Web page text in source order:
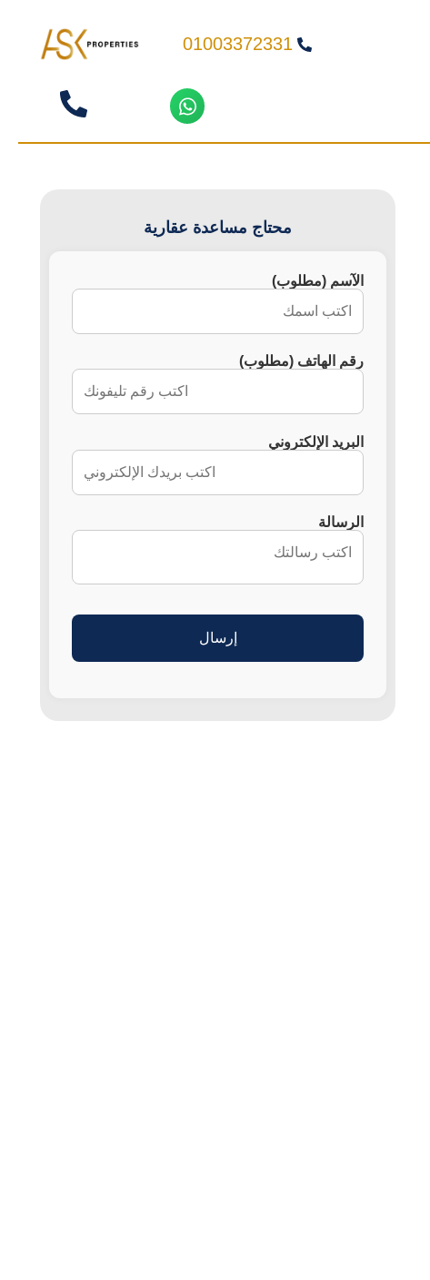
01003372331
محتاج مساعدة عقارية
الآسم (مطلوب)
رقم الهاتف (مطلوب)
البريد الإلكتروني
الرسالة